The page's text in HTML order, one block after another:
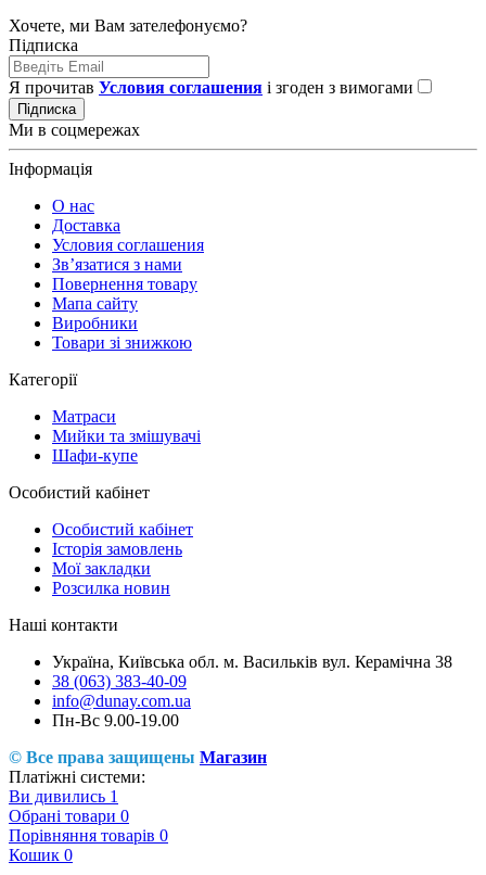
Хочете, ми Вам зателефонуємо?
Підписка
Я прочитав Условия соглашения і згоден з вимогами
Підписка
Ми в соцмережах
Інформація
О нас
Доставка
Условия соглашения
Зв’язатися з нами
Повернення товару
Мапа сайту
Виробники
Товари зі знижкою
Категорії
Матраси
Мийки та змішувачі
Шафи-купе
Особистий кабінет
Особистий кабінет
Історія замовлень
Мої закладки
Розсилка новин
Наші контакти
Україна, Київська обл. м. Васильків вул. Керамічна 38
38 (063) 383-40-09
info@dunay.com.ua
Пн-Вс 9.00-19.00
© Все права защищены Магазин
Платіжні системи:
Ви дивились 1
Обрані товари 0
Порівняння товарів 0
Кошик 0